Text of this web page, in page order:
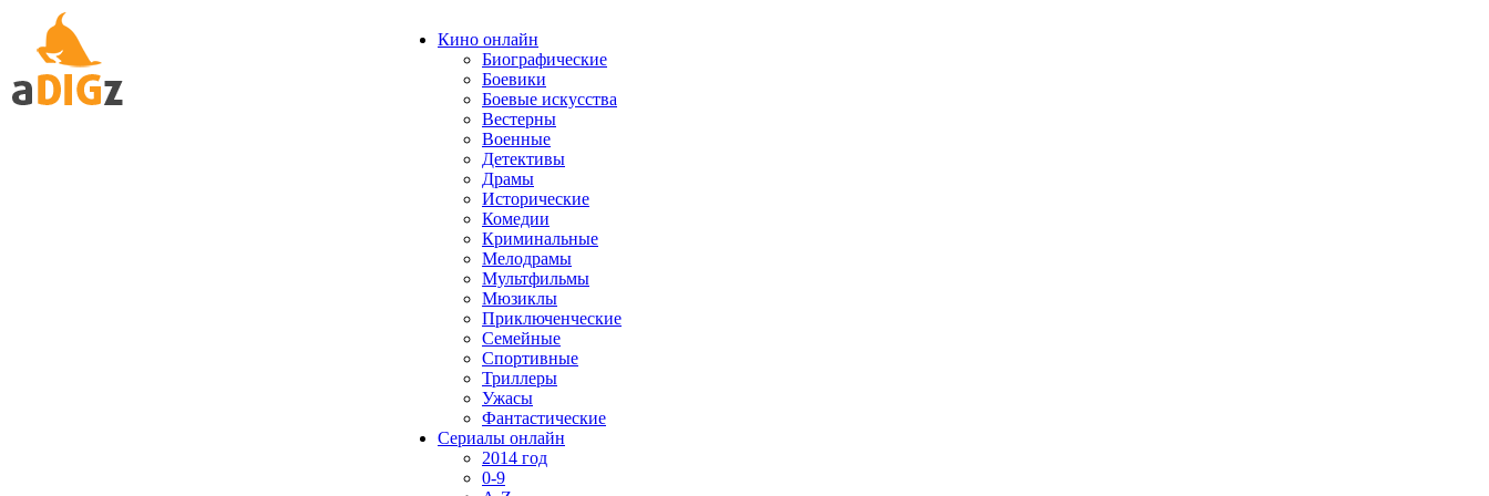
Кино онлайн
Биографические
Боевики
Боевые искусства
Вестерны
Военные
Детективы
Драмы
Исторические
Комедии
Криминальные
Мелодрамы
Мультфильмы
Мюзиклы
Приключенческие
Семейные
Спортивные
Триллеры
Ужасы
Фантастические
Сериалы онлайн
2014 год
0-9